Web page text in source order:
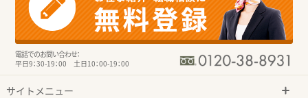
電話でのお問い合わせ：
平日9：30-19：00 土日10：00-19：00
サイトメニュー